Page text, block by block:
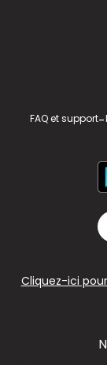
FAQ et support-
Cliquez-ici